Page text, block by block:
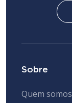
Sobre
Quem somos